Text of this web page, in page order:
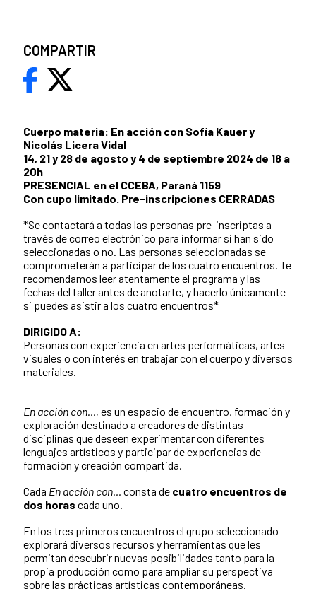
Cuerpo materia: En acción con Sofía Kauer y
Nicolás Licera Vidal
14, 21 y 28 de agosto y 4 de septiembre 2024 de 18 a
20h
PRESENCIAL en el CCEBA, Paraná 1159
Con cupo limitado. Pre-inscripciones CERRADAS
*Se contactará a todas las personas pre-inscriptas a
través de correo electrónico para informar si han sido
seleccionadas o no. Las personas seleccionadas se
comprometerán a participar de los cuatro encuentros. Te
recomendamos leer atentamente el programa y las
fechas del taller antes de anotarte, y hacerlo únicamente
si puedes asistir a los cuatro encuentros*
DIRIGIDO A:
Personas con experiencia en artes performáticas, artes
visuales o con interés en trabajar con el cuerpo y diversos
materiales.
En acción con… , es un espacio de encuentro, formación y
exploración destinado a creadores de distintas
disciplinas que deseen experimentar con diferentes
lenguajes artísticos y participar de experiencias de
formación y creación compartida.
Cada En acción con… consta de cuatro encuentros de
dos horas cada uno.
En los tres primeros encuentros el grupo seleccionado
explorará diversos recursos y herramientas que les
permitan descubrir nuevas posibilidades tanto para la
propia producción como para ampliar su perspectiva
sobre las prácticas artísticas contemporáneas.
COMPARTIR